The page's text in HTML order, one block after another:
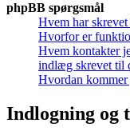
phpBB spørgsmål
Hvem har
Hvorfor er
Hvem kontakter
indlæg skrevet til
Hvordan kommer
Indlogning og